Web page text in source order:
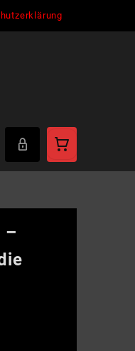
–